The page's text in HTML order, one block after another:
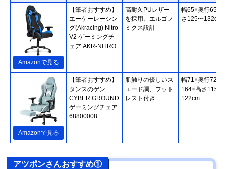
Amazonで見る
【筆者おすすめ】
エーケーレーシン
グ(Akracing) Nitro
V2 ゲーミングチ
ェア AKR-NITRO
高耐久PUレザー
を採用、エルゴノ
ミクス設計
幅65×奥行65×高
さ125〜132cm
Amazonで見る
【筆者おすすめ】
タンスのゲン
CYBER GROUND
ゲーミングチェア
68800008
肌触りの優しいス
エード調、フット
レスト付き
幅71×奥行72〜
164×高さ115～
122cm
アツポンさんおすすめ①